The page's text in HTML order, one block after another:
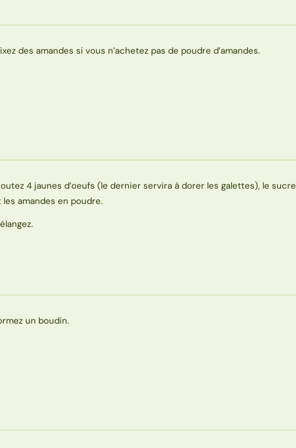
des amandes si vous n’achetez pas de poudre d’amandes.
4 jaunes d’oeufs (le dernier servira à dorer les galettes), le sucre
les amandes en poudre.
un boudin.